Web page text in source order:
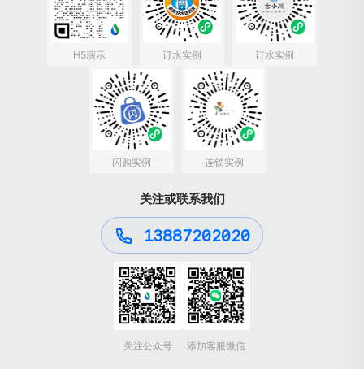
H5演示 订水实例 订水实例
闪购实例 连锁实例
关注或联系我们
13887202020
关注公众号 添加客服微信